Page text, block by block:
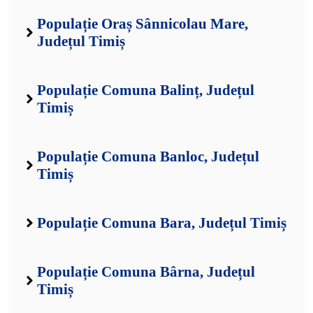
Populație Oraș Sânnicolau Mare,
Județul Timiș
Populație Comuna Balinț, Județul
Timiș
Populație Comuna Banloc, Județul
Timiș
Populație Comuna Bara, Județul Timiș
Populație Comuna Bârna, Județul
Timiș